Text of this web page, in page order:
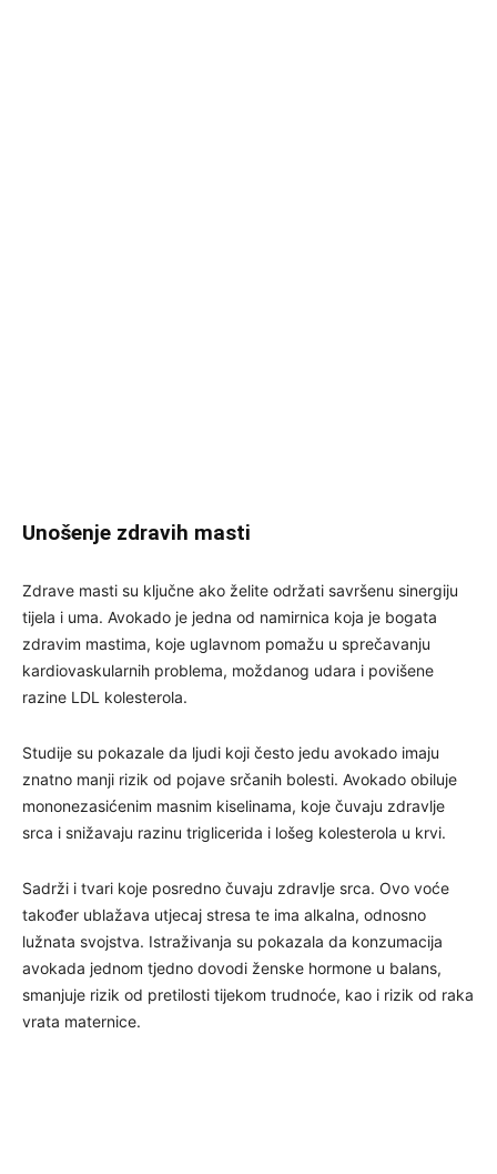
Unošenje zdravih masti
Zdrave masti su ključne ako želite održati savršenu sinergiju
tijela i uma. Avokado je jedna od namirnica koja je bogata
zdravim mastima, koje uglavnom pomažu u sprečavanju
kardiovaskularnih problema, moždanog udara i povišene
razine LDL kolesterola.
Studije su pokazale da ljudi koji često jedu avokado imaju
znatno manji rizik od pojave srčanih bolesti. Avokado obiluje
mononezasićenim masnim kiselinama, koje čuvaju zdravlje
srca i snižavaju razinu triglicerida i lošeg kolesterola u krvi.
Sadrži i tvari koje posredno čuvaju zdravlje srca. Ovo voće
također ublažava utjecaj stresa te ima alkalna, odnosno
lužnata svojstva. Istraživanja su pokazala da konzumacija
avokada jednom tjedno dovodi ženske hormone u balans,
smanjuje rizik od pretilosti tijekom trudnoće, kao i rizik od raka
vrata maternice.